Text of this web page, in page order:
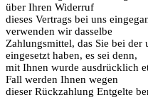
über Ihren Widerruf
dieses Vertrags bei uns
verwenden wir dasselbe
Zahlungsmittel, das Sie bei der
eingesetzt haben, es sei denn,
mit Ihnen wurde ausdrücklich
Fall werden Ihnen wegen
dieser Rückzahlung Entgelte